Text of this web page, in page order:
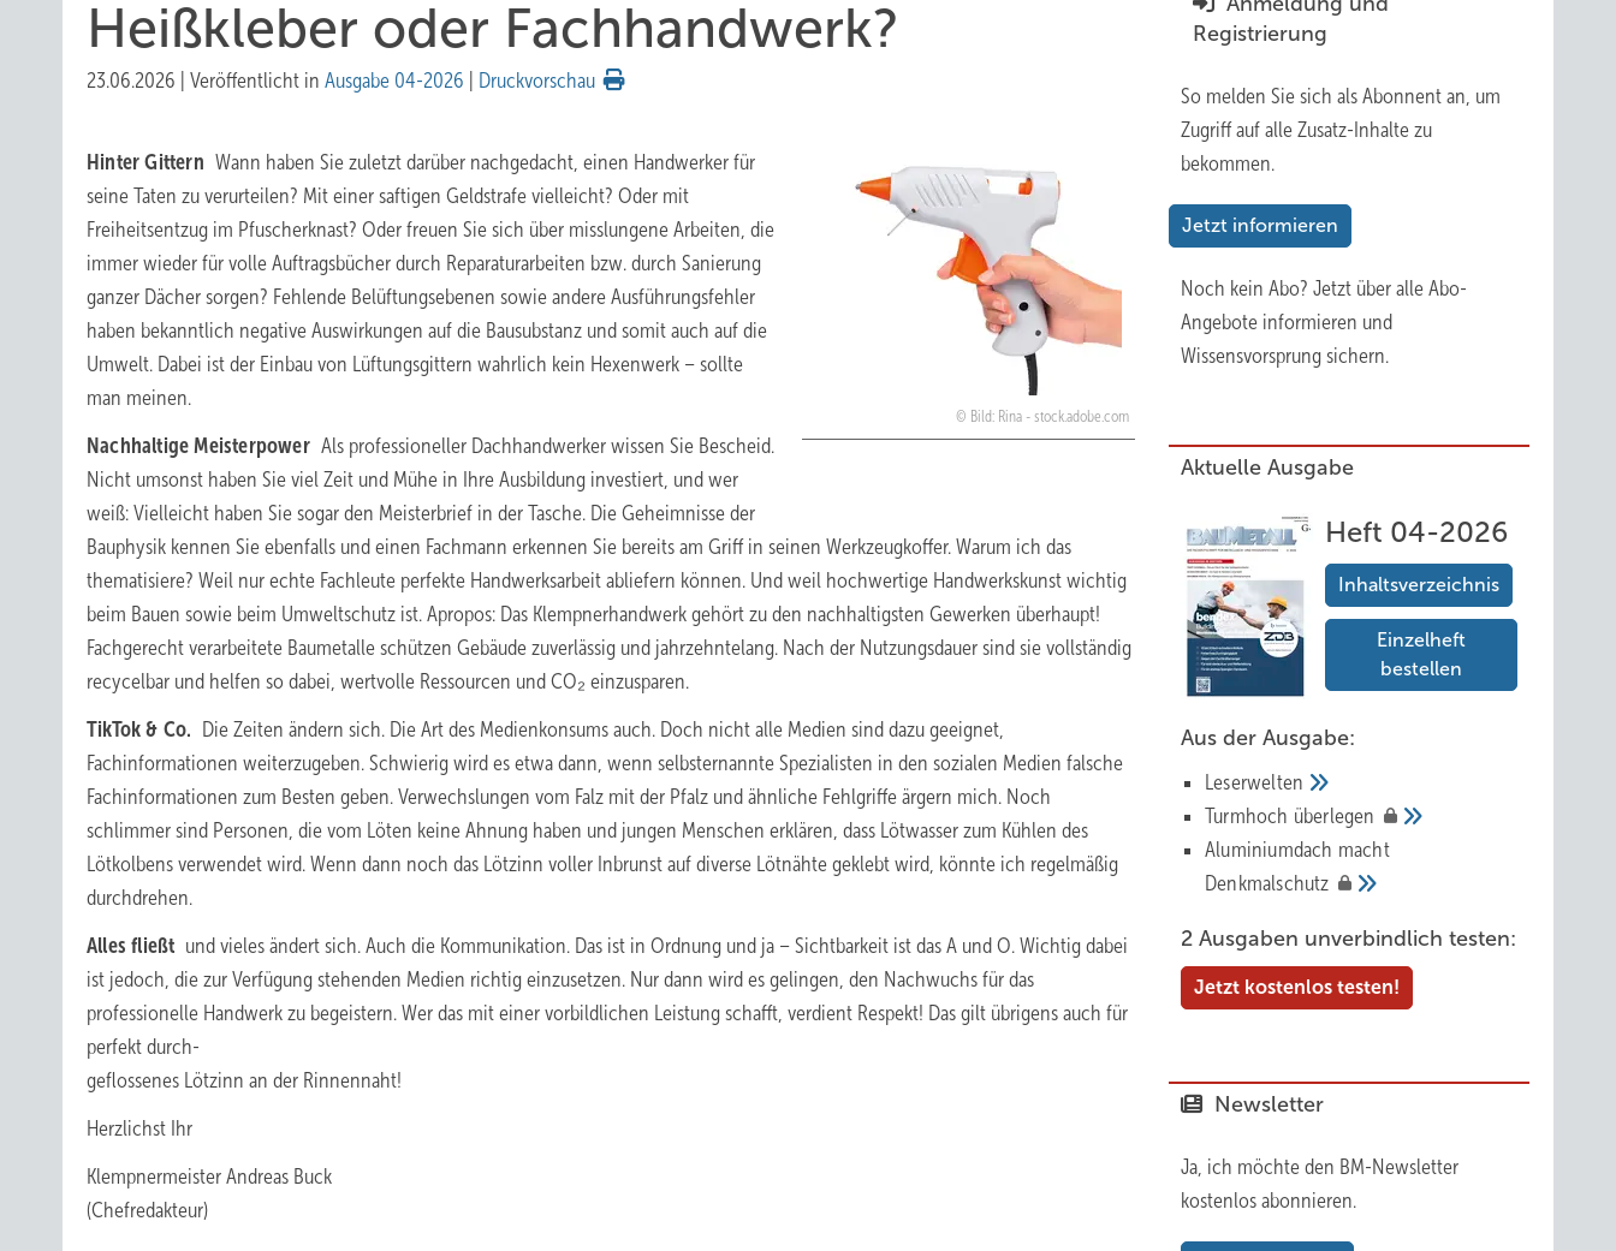
Heißkleber oder Fachhandwerk?
23.06.2026 Veröffentlicht in Ausgabe 04-2026 Druckvorschau
Bild: Rina - stock.adobe.com
Hinter Gittern Wann haben Sie zuletzt darüber nachgedacht, einen Handwerker für
seine Taten zu verurteilen? Mit einer saftigen Geldstrafe vielleicht? Oder mit
Freiheitsentzug im Pfuscherknast? Oder freuen Sie sich über misslungene Arbeiten, die
immer wieder für volle Auftragsbücher durch Reparaturarbeiten bzw. durch Sanierung
ganzer Dächer sorgen? Fehlende Belüftungsebenen sowie andere Ausführungsfehler
haben bekanntlich negative Auswirkungen auf die Bausubstanz und somit auch auf die
Umwelt. Dabei ist der Einbau von Lüftungsgittern wahrlich kein Hexenwerk – sollte
man meinen.
Nachhaltige MeisterpowerAls professioneller Dachhandwerker wissen Sie Bescheid.
Nicht umsonst haben Sie viel Zeit und Mühe in Ihre Ausbildung investiert, und wer
weiß: Vielleicht haben Sie sogar den Meisterbrief in der Tasche. Die Geheimnisse der
Bauphysik kennen Sie ebenfalls und einen Fachmann erkennen Sie bereits am Griff in seinen Werkzeugkoffer. Warum ich das
thematisiere? Weil nur echte Fachleute perfekte Handwerksarbeit abliefern können. Und weil hochwertige Handwerkskunst wichtig
beim Bauen sowie beim Umweltschutz ist. Apropos: Das Klempnerhandwerk gehört zu den nachhaltigsten Gewerken überhaupt!
Fachgerecht verarbeitete Baumetalle schützen Gebäude zuverlässig und jahrzehntelang. Nach der Nutzungsdauer sind sie vollständig
recycelbar und helfen so dabei, wertvolle Ressourcen und CO₂ einzusparen.
TikTok & Co. Die Zeiten ändern sich. Die Art des Medienkonsums auch. Doch nicht alle Medien sind dazu geeignet,
Fachinformationen weiterzugeben. Schwierig wird es etwa dann, wenn selbsternannte Spezialisten in den sozialen Medien falsche
Fachinformationen zum Besten geben. Verwechslungen vom Falz mit der Pfalz und ähnliche Fehlgriffe ärgern mich. Noch
schlimmer sind Personen, die vom Löten keine Ahnung haben und jungen Menschen erklären, dass Lötwasser zum Kühlen des
Lötkolbens verwendet wird. Wenn dann noch das Lötzinn voller Inbrunst auf diverse Lötnähte geklebt wird, könnte ich regelmäßig
durchdrehen.
Alles fließt und vieles ändert sich. Auch die Kommunikation. Das ist in Ordnung und ja – Sichtbarkeit ist das A und O. Wichtig dabei
ist jedoch, die zur Verfügung stehenden Medien richtig einzusetzen. Nur dann wird es gelingen, den Nachwuchs für das
professionelle Handwerk zu begeistern. Wer das mit einer vorbildlichen Leistung schafft, verdient Respekt! Das gilt übrigens auch für
perfekt durch-
geflossenes Lötzinn an der Rinnennaht!
Herzlichst Ihr
Klempnermeister Andreas Buck
(Chefredakteur)
Registrierung
So melden Sie sich als Abonnent an, um
Zugriff auf alle Zusatz-Inhalte zu
bekommen.
Jetzt informieren
Noch kein Abo? Jetzt über alle Abo-
Angebote informieren und
Wissensvorsprung sichern.
Aktuelle Ausgabe
Heft 04-2026
Inhaltsverzeichnis
Einzelheft
bestellen
Aus der Ausgabe:
Leserwelten
Tur mhoch überlegen
Aluminiumdach macht
Denkmalschutz
2 Ausgaben unverbindlich testen:
Jetzt kostenlos testen!
Newsletter
Ja, ich möchte den BM-Newsletter
kostenlos abonnieren.